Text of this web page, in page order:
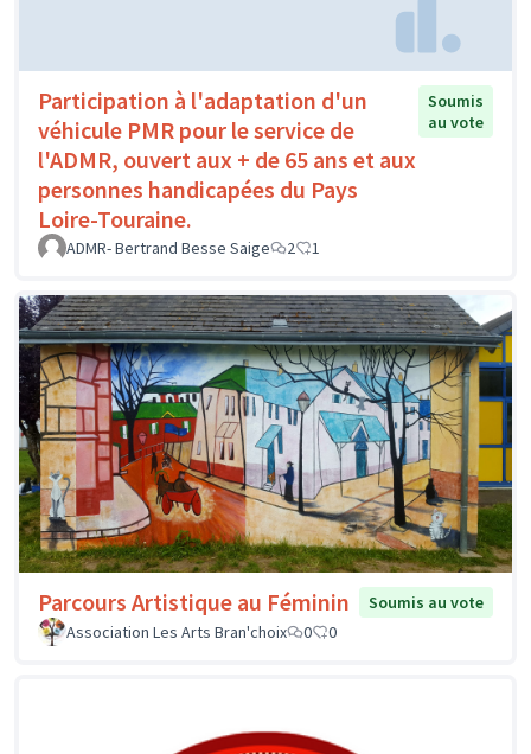
Participation à l'adaptation d'un
véhicule PMR pour le service de
l'ADMR, ouvert aux + de 65 ans et aux
personnes handicapées du Pays
Loire-Touraine.
Soumis
au vote
ADMR- Bertrand Besse Saige 2 1
Parcours Artistique au Féminin
Soumis au vote
Association Les Arts Bran'choix
0 0